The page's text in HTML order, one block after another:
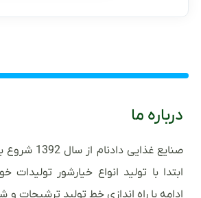
درباره ما
صنایع غذایی
ابتدا با تولید انواع خیارشور تولیدات
ادامه با راه اندازی خط تولید ترشیجات